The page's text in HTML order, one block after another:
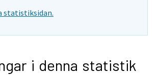
statistiksidan.
i denna statistik